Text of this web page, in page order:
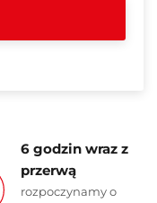
6 godzin wraz z
przerwą
rozpoczynamy o